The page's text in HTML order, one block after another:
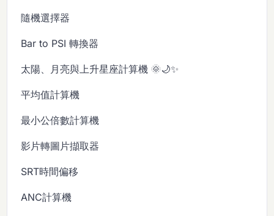
隨機選擇器
Bar to PSI 轉換器
太陽、月亮與上升星座計算機 🌞🌙✨
平均值計算機
最小公倍數計算機
影片轉圖片擷取器
SRT時間偏移
ANC計算機